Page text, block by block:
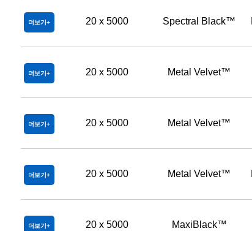
더보기 20 x 5000 Spectral Black™
더보기 20 x 5000 Metal Velvet™
더보기 20 x 5000 Metal Velvet™
더보기 20 x 5000 Metal Velvet™
더보기 20 x 5000 MaxiBlack™